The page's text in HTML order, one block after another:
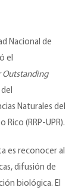
Nacional de
el
Outstanding
Naturales del
Rico (RRP-UPR).
es reconocer al
difusión de
biológica. El